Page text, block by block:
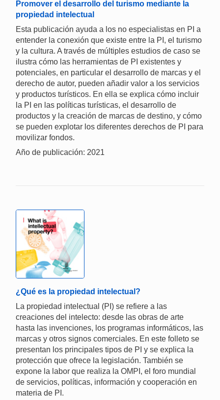
Promover el desarrollo del turismo mediante la
propiedad intelectual
Esta publicación ayuda a los no especialistas en PI a
entender la conexión que existe entre la PI, el turismo
y la cultura. A través de múltiples estudios de caso se
ilustra cómo las herramientas de PI existentes y
potenciales, en particular el desarrollo de marcas y el
derecho de autor, pueden añadir valor a los servicios
y productos turísticos. En ella se explica cómo incluir
la PI en las políticas turísticas, el desarrollo de
productos y la creación de marcas de destino, y cómo
se pueden explotar los diferentes derechos de PI para
movilizar fondos.
Año de publicación: 2021
¿Qué es la propiedad intelectual?
La propiedad intelectual (PI) se refiere a las
creaciones del intelecto: desde las obras de arte
hasta las invenciones, los programas informáticos, las
marcas y otros signos comerciales. En este folleto se
presentan los principales tipos de PI y se explica la
protección que ofrece la legislación. También se
expone la labor que realiza la OMPI, el foro mundial
de servicios, políticas, información y cooperación en
materia de PI.